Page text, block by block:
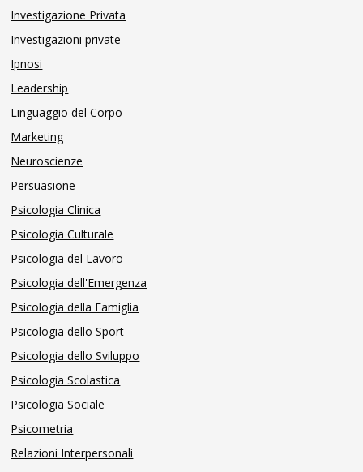
Investigazione Privata
Investigazioni private
Ipnosi
Leadership
Linguaggio del Corpo
Marketing
Neuroscienze
Persuasione
Psicologia Clinica
Psicologia Culturale
Psicologia del Lavoro
Psicologia dell'Emergenza
Psicologia della Famiglia
Psicologia dello Sport
Psicologia dello Sviluppo
Psicologia Scolastica
Psicologia Sociale
Psicometria
Relazioni Interpersonali